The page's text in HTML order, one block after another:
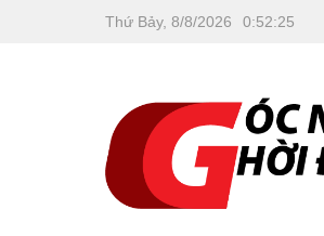
Thứ Bảy, 8/8/2026 0:52:28